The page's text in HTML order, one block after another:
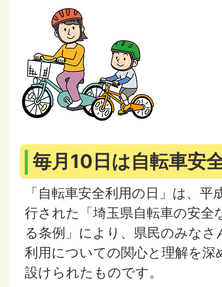
毎月10日は自転車安
「自転車安全利用の日」は、
行された「埼玉県自転車の安全
る条例」により、県民のみな
利用についての関心と理解を
設けられたものです。